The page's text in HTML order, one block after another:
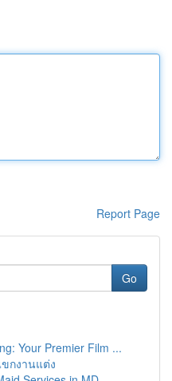
Report Page
Go
Your Premier Film ...
กงานแต่ง